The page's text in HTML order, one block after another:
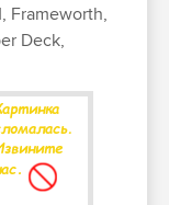
Frameworth,
Deck,